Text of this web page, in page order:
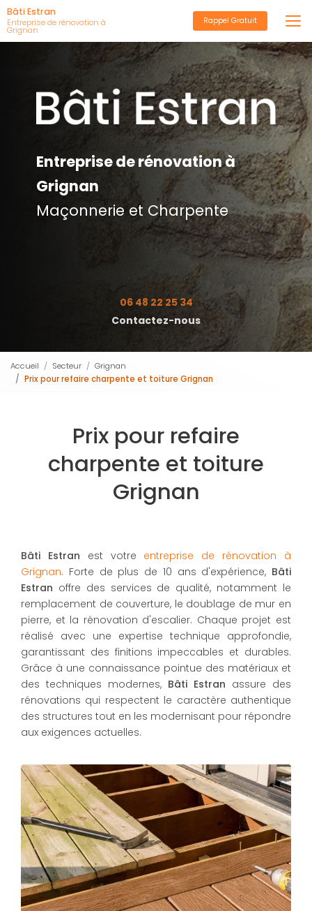
Aller
au
contenu
Bâti Estran
Entreprise de rénovation à
Grignan
Rappel Gratuit
Entreprise de rénovation à
Grignan
Maçonnerie et Charpente
06 48 22 25 34
Contactez-nous
Accueil Secteur
Grignan
Prix pour refaire charpente et toiture Grignan
Prix pour refaire
charpente et toiture
Grignan
Bâti Estran est votre entreprise de rénovation à
Grignan. Forte de plus de 10 ans d'expérience, Bâti
Estran offre des services de qualité, notamment le
remplacement de couverture, le doublage de mur en
pierre, et la rénovation d'escalier. Chaque projet est
réalisé avec une expertise technique approfondie,
garantissant des finitions impeccables et durables.
Grâce à une connaissance pointue des matériaux et
des techniques modernes, Bâti Estran assure des
rénovations qui respectent le caractère authentique
des structures tout en les modernisant pour répondre
aux exigences actuelles.